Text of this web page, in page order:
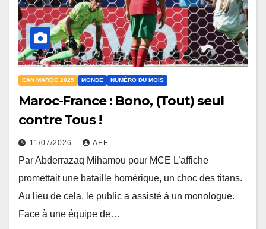
CAN MAROC 2025 MONDE NUMÉRO DU MOIS
Maroc-France : Bono, (Tout) seul
contre Tous !
11/07/2026 AEF
Par Abderrazaq Mihamou pour MCE L’affiche
promettait une bataille homérique, un choc des titans.
Au lieu de cela, le public a assisté à un monologue.
Face à une équipe de…